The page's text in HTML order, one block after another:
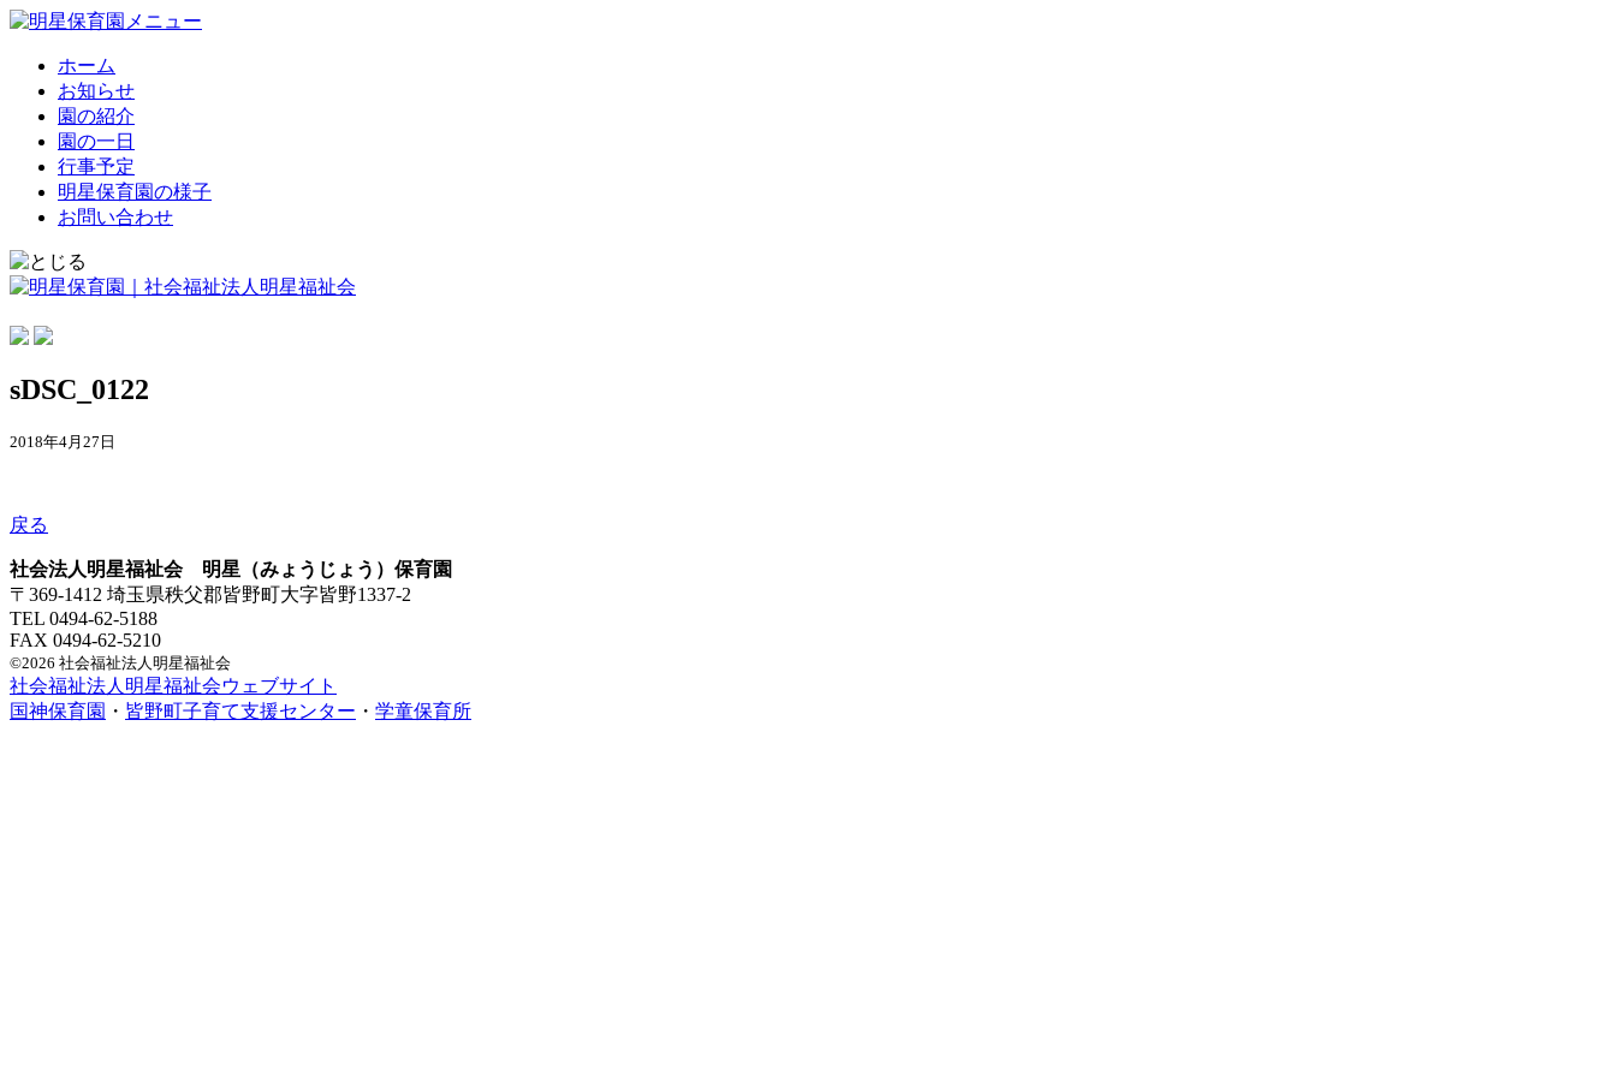
ホーム
お知らせ
園の紹介
園の一日
行事予定
明星保育園の様子
お問い合わせ
sDSC_0122
2018年4月27日
戻る
社会法人明星福祉会 明星（みょうじょう）保育園
〒369-1412 埼玉県秩父郡皆野町大字皆野1337-2
TEL 0494-62-5188
FAX 0494-62-5210
©2026 社会福祉法人明星福祉会
社会福祉法人明星福祉会ウェブサイト
国神保育園 ・ 皆野町子育て支援センター ・ 学童保育所